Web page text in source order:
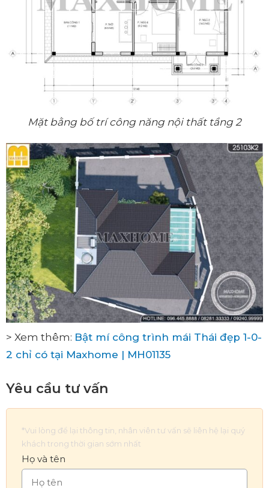
Mặt bằng bố trí công năng nội thất tầng 2
> Xem thêm: Bật mí công trình mái Thái đẹp 1-0-
2 chỉ có tại Maxhome | MH01135
Yêu cầu tư vấn
*Vui lòng để lại thông tin, nhân viên tư vấn sẽ liên hệ lại quý
khách trong thời gian sớm nhất
Họ và tên